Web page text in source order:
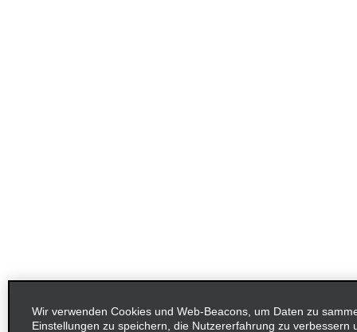
Wir verwenden Cookies und Web-Beacons, um Daten zu
Einstellungen zu speichern, die Nutzererfahrung zu verbessern